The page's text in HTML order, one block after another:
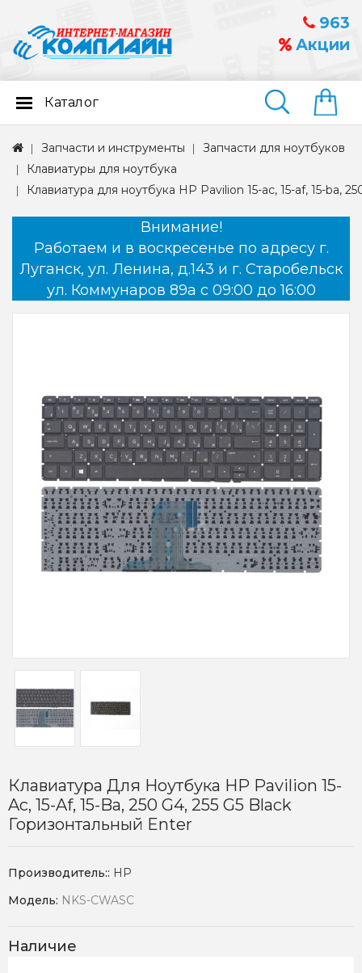
963
Акции
Найти
Каталог
Запчасти и инструменты
Запчасти для ноутбуков
Клавиатуры для ноутбука
Клавиатура для ноутбука HP Pavilion 15-ac, 15-af, 15-ba,
Внимание!
Работаем и в воскресенье по адресу г.
Луганск, ул. Ленина, д.143 и г. Старобельск
ул. Коммунаров 89а с 09:00 до 16:00
Клавиатура Для Ноутбука HP Pavilion 15-
Ac, 15-Af, 15-Ba, 250 G4, 255 G5 Black
Горизонтальный Enter
Производитель:: HP
Модель: NKS-CWASC
Наличие